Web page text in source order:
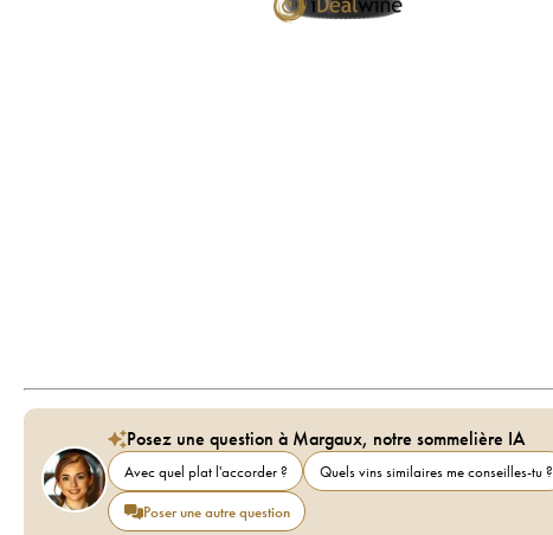
Posez une question à Margaux, notre sommelière IA
Avec quel plat l'accorder ? Quels vins similaires me conseilles-tu ?
Poser une autre question